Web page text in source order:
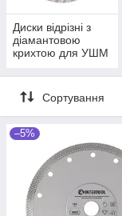
Диски відрізні з
діамантовою
крихтою для УШМ
Сортування
–5%